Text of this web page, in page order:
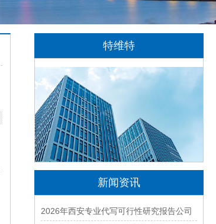
特维特
特维特科技（TecWit Technology）是一
家专注于数字化技术创新与应用的科技企业。
公司致力于为客户提供涵盖人工智能、软件开
发、网站建设、云计算、大数据及数字营销等
领域的综合解决方案...[详情]
新闻资讯
2026年西安专业代写可行性研究报告公司